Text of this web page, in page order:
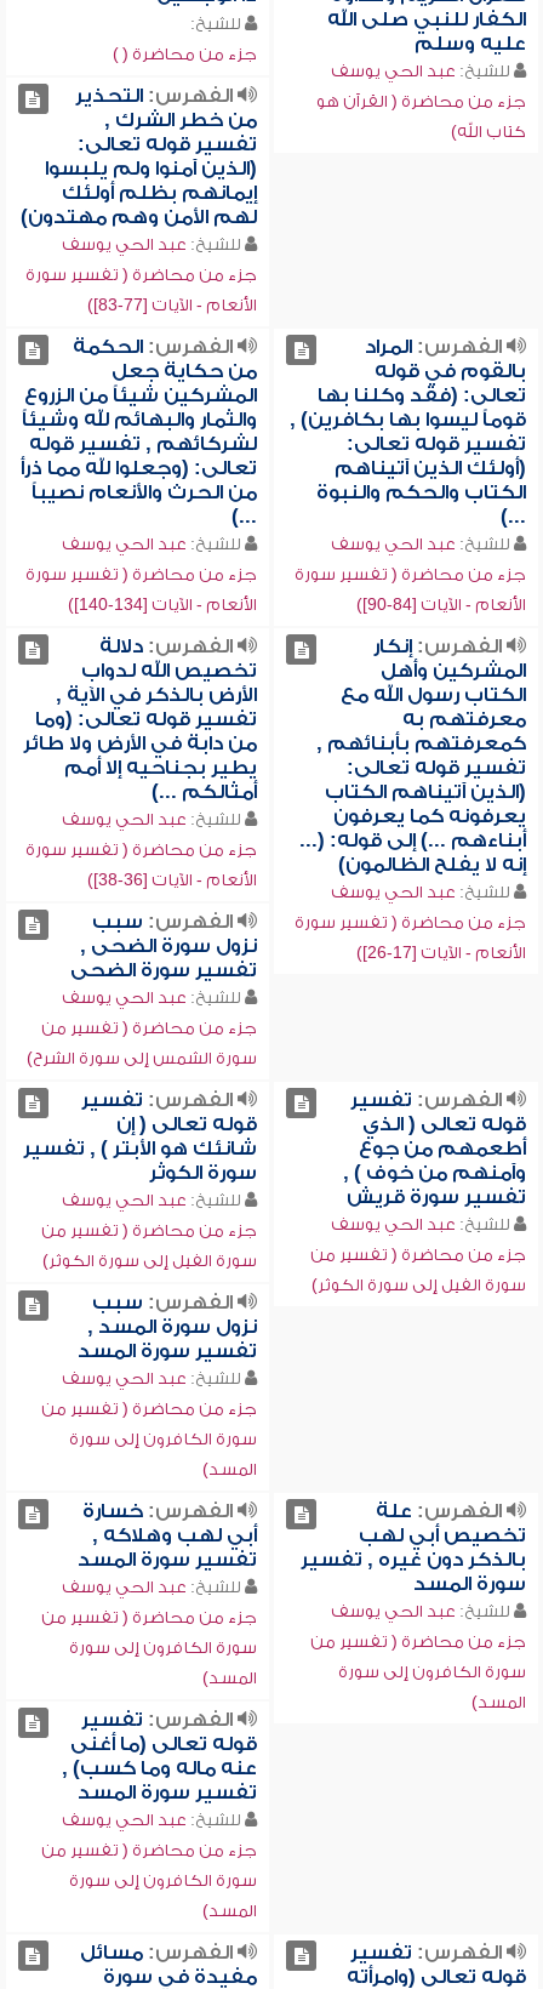
الكفار للنبي صلى الله
عليه وسلم
للشيخ: عبد الحي يوسف
جزء من محاضرة ( القرآن هو
كتاب الله)
للشيخ:
جزء من محاضرة ( )
الفهرس:التحذير
من خطر الشرك ,
تفسير قوله تعالى:
(الذين آمنوا ولم يلبسوا
إيمانهم بظلم أولئك
لهم الأمن وهم مهتدون)
للشيخ: عبد الحي يوسف
جزء من محاضرة ( تفسير سورة
الأنعام - الآيات [77-83])
الفهرس:المراد
بالقوم في قوله
تعالى: (فقد وكلنا بها
قوماً ليسوا بها بكافرين) ,
تفسير قوله تعالى:
(أولئك الذين آتيناهم
الكتاب والحكم والنبوة
...)
للشيخ: عبد الحي يوسف
جزء من محاضرة ( تفسير سورة
الأنعام - الآيات [84-90])
الفهرس:الحكمة
من حكاية جعل
المشركين شيئاً من الزروع
والثمار والبهائم لله وشيئاً
لشركائهم , تفسير قوله
تعالى: (وجعلوا لله مما ذرأ
من الحرث والأنعام نصيباً
...)
للشيخ: عبد الحي يوسف
جزء من محاضرة ( تفسير سورة
الأنعام - الآيات [134-140])
الفهرس:إنكار
المشركين وأهل
الكتاب رسول الله مع
معرفتهم به
كمعرفتهم بأبنائهم ,
تفسير قوله تعالى:
(الذين آتيناهم الكتاب
يعرفونه كما يعرفون
أبناءهم ...) إلى قوله: (...
إنه لا يفلح الظالمون)
للشيخ: عبد الحي يوسف
جزء من محاضرة ( تفسير سورة
الأنعام - الآيات [17-26])
الفهرس:دلالة
تخصيص الله لدواب
الأرض بالذكر في الآية ,
تفسير قوله تعالى: (وما
من دابة في الأرض ولا طائر
يطير بجناحيه إلا أمم
أمثالكم ...)
للشيخ: عبد الحي يوسف
جزء من محاضرة ( تفسير سورة
الأنعام - الآيات [36-38])
الفهرس: سبب
نزول سورة الضحى ,
تفسير سورة الضحى
للشيخ: عبد الحي يوسف
جزء من محاضرة ( تفسير من
سورة الشمس إلى سورة الشرح)
الفهرس: تفسير
قوله تعالى ( الذي
أطعمهم من جوع
وآمنهم من خوف ) ,
تفسير سورة قريش
للشيخ: عبد الحي يوسف
جزء من محاضرة ( تفسير من
سورة الفيل إلى سورة الكوثر)
الفهرس: تفسير
قوله تعالى ( إن
شانئك هو الأبتر ) , تفسير
سورة الكوثر
للشيخ: عبد الحي يوسف
جزء من محاضرة ( تفسير من
سورة الفيل إلى سورة الكوثر)
الفهرس: سبب
نزول سورة المسد ,
تفسير سورة المسد
للشيخ: عبد الحي يوسف
جزء من محاضرة ( تفسير من
سورة الكافرون إلى سورة
المسد)
الفهرس: علة
تخصيص أبي لهب
بالذكر دون غيره , تفسير
سورة المسد
للشيخ: عبد الحي يوسف
جزء من محاضرة ( تفسير من
سورة الكافرون إلى سورة
المسد)
الفهرس:خسارة
أبي لهب وهلاكه ,
تفسير سورة المسد
للشيخ: عبد الحي يوسف
جزء من محاضرة ( تفسير من
سورة الكافرون إلى سورة
المسد)
الفهرس: تفسير
قوله تعالى (ما أغنى
عنه ماله وما كسب) ,
تفسير سورة المسد
للشيخ: عبد الحي يوسف
جزء من محاضرة ( تفسير من
سورة الكافرون إلى سورة
المسد)
الفهرس: تفسير
قوله تعالى (وامرأته
الفهرس:مسائل
مفيدة في سورة